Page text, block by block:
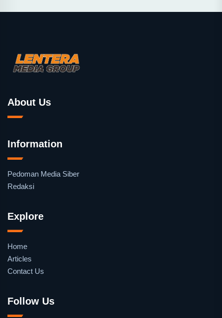
About Us
Information
Pedoman Media Siber
Redaksi
Explore
Home
Articles
Contact Us
Follow Us